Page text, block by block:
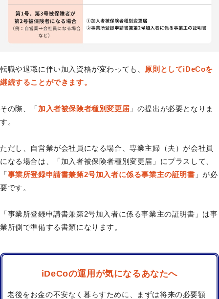
転職や退職に伴い加入資格が変わっても、 原則としてiDeCoを
継続することができます。
その際、「加入者被保険者種別変更届 」の提出が必要となりま
す。
ただし、自営業が会社員になる場合、専業主婦（夫）が会社員
になる場合は、「加入者被保険者種別変更届」にプラスして、
「事業所登録申請書兼第2号加入者に係る事業主の証明書 」が必
要です。
「事業所登録申請書兼第2号加入者に係る事業主の証明書」は事
業所側で準備する書類になります。
iDeCoの運用が気になるあなたへ
老後をお金の不安なく暮らすために、まずは将来の必要額